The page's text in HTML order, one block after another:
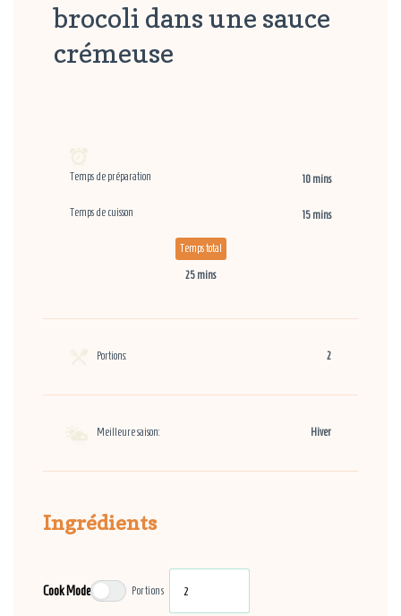
brocoli dans une sauce
crémeuse
Temps de préparation 10 mins
Temps de cuisson 15 mins
Temps total
25 mins
Portions: 2
Meilleure saison: Hiver
Ingrédients
Cook Mode Portions